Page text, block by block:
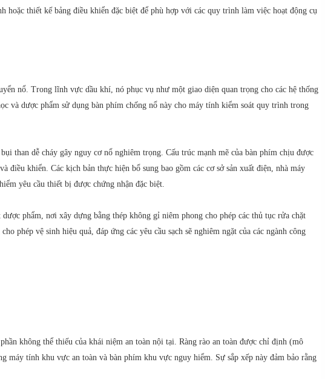
hoặc thiết kế bảng điều khiển đặc biệt để phù hợp với các quy trình làm việc hoạt động cụ
nổ. Trong lĩnh vực dầu khí, nó phục vụ như một giao diện quan trọng cho các hệ thống
và dược phẩm sử dụng bàn phím chống nổ này cho máy tính kiểm soát quy trình trong
than dễ cháy gây nguy cơ nổ nghiêm trọng. Cấu trúc mạnh mẽ của bàn phím chịu được
điều khiển. Các kịch bản thực hiện bổ sung bao gồm các cơ sở sản xuất điện, nhà máy
yêu cầu thiết bị được chứng nhận đặc biệt.
phẩm, nơi xây dựng bằng thép không gỉ niêm phong cho phép các thủ tục rửa chặt
phép vệ sinh hiệu quả, đáp ứng các yêu cầu sạch sẽ nghiêm ngặt của các ngành công
không thể thiếu của khái niệm an toàn nội tại. Ràng rào an toàn được chỉ định (mô
tính khu vực an toàn và bàn phím khu vực nguy hiểm. Sự sắp xếp này đảm bảo rằng